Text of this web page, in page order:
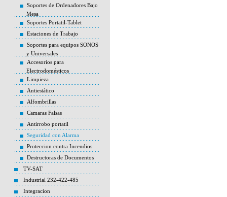
Soportes de Ordenadores Bajo
Mesa
Soportes Portatil-Tablet
Estaciones de Trabajo
Soportes para equipos SONOS
y Universales
Accesorios para
Electrodomésticos
Limpieza
Antiestático
Alfombrillas
Camaras Falsas
Antirrobo portatil
Seguridad con Alarma
Proteccion contra Incendios
Destructoras de Documentos
TV-SAT
Industrial 232-422-485
Integracion